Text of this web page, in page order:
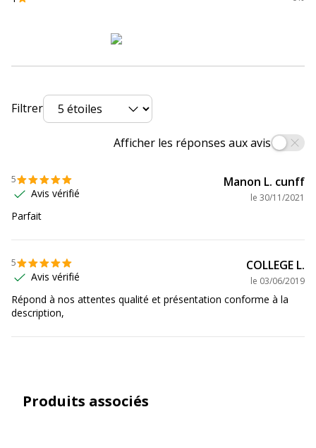
Filtrer
Afficher les réponses aux avis
5
Avis vérifié
Manon L. cunff
le 30/11/2021
Parfait
5
Avis vérifié
COLLEGE L.
le 03/06/2019
Répond à nos attentes qualité et présentation conforme à la
description,
Produits associés